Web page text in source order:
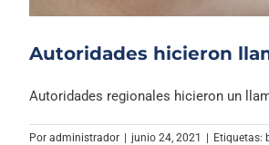
Autoridades hicieron
Autoridades regionales hicieron un
Por administrador | junio 24, 2021 | Etiquetas: